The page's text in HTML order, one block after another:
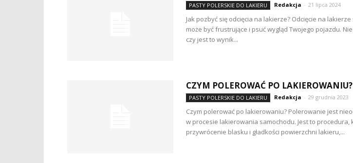
PASTY POLERSKIE DO LAKIERU Redakcja - 21 lipca 2024
Jak pozbyć się odcięcia na lakierze? Odcięcie na
może być frustrujące i psuć wygląd Twojego pojazdu.
czy jest to wynik...
CZYM POLEROWAĆ PO LAKIEROWANIU?
PASTY POLERSKIE DO LAKIERU Redakcja - 29 grudnia 2023
Czym polerować po lakierowaniu? Polerowanie jest
w procesie lakierowania samochodu. Jest to procedura,
przywrócenie blasku i gładkości powierzchni lakieru,...